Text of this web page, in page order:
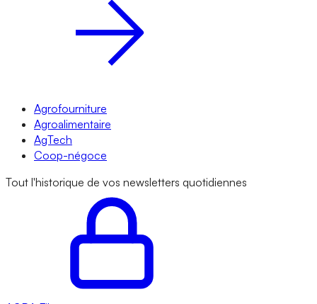
Agrofourniture
Agroalimentaire
AgTech
Coop-négoce
Tout l'historique de vos newsletters quotidiennes